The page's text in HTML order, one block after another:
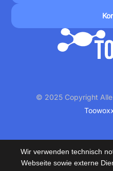
© 2025 Copyright
Wir verwenden technisch
Webseite sowie externe